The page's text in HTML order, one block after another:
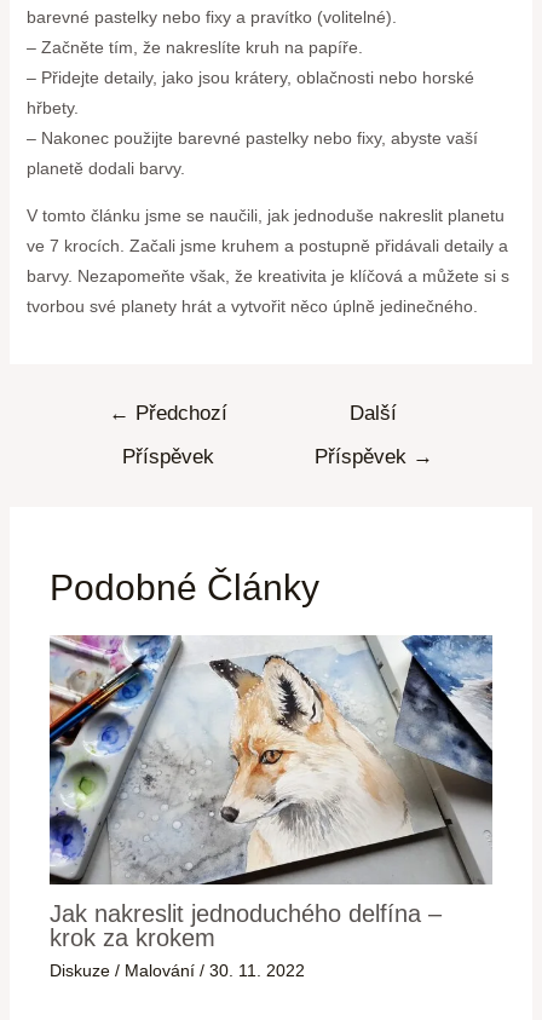
barevné pastelky nebo fixy a pravítko (volitelné).
– Začněte tím, že nakreslíte kruh na papíře.
– Přidejte detaily, jako jsou krátery, oblačnosti nebo horské
hřbety.
– Nakonec použijte barevné pastelky nebo fixy, abyste vaší
planetě dodali barvy.
V tomto článku jsme se naučili, jak jednoduše nakreslit planetu
ve 7 krocích. Začali jsme kruhem a postupně přidávali detaily a
barvy. Nezapomeňte však, že kreativita je klíčová a můžete si s
tvorbou své planety hrát a vytvořit něco úplně jedinečného.
← Předchozí
Příspěvek
Další
Příspěvek →
Podobné Články
Jak nakreslit jednoduchého delfína –
krok za krokem
Diskuze / Malování /30. 11. 2022